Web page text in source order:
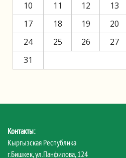
10
11 12 13
17
18 19 20
24
25 26 27
31
Контакты:
Кыргызская Республика
г.Бишкек, ул.Панфилова, 124